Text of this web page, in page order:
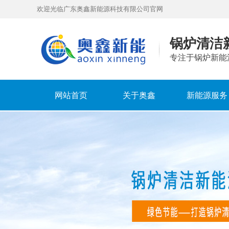
欢迎光临广东奥鑫新能源科技有限公司官网
锅炉清洁
专注于锅炉新
网站首页 关于奥鑫 新能源服务